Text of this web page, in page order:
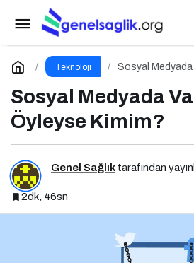
Teknoloji Sosyal Medyada
Sosyal Medyada
Öyleyse Kimim?
Genel Sağlık tarafından
2dk, 46sn
Sosyal Medyada Varım,
Yorum Yap